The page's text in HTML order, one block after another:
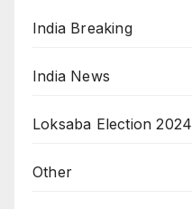
India Breaking
India News
Loksaba Election 2024
Other